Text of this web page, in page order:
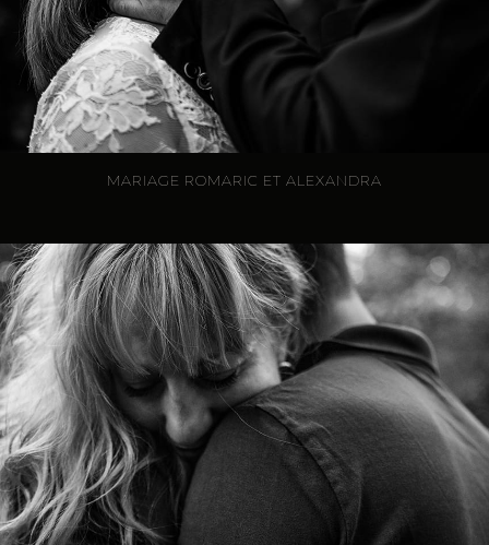
MARIAGE ROMARIC ET ALEXANDRA